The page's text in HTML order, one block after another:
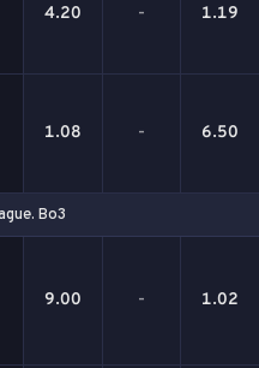
4.20 - 1.19
1.08 - 6.50
Bo3
9.00 - 1.02